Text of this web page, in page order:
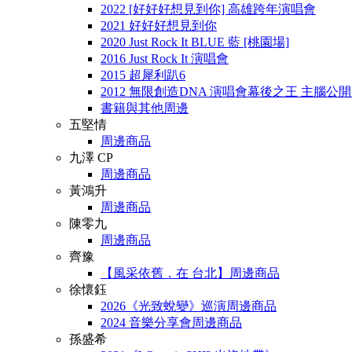
2022 [好好好想見到你] 高雄跨年演唱會
2021 好好好想見到你
2020 Just Rock It BLUE 藍 [桃園場]
2016 Just Rock It 演唱會
2015 超犀利趴6
2012 無限創造DNA 演唱會幕後之王 主腦公
書籍與其他周邊
五堅情
周邊商品
九澤 CP
周邊商品
黃鴻升
周邊商品
陳零九
周邊商品
齊豫
【風采依舊．在 台北】周邊商品
徐懷鈺
2026《光致蛻變》巡演周邊商品
2024 音樂分享會周邊商品
孫盛希